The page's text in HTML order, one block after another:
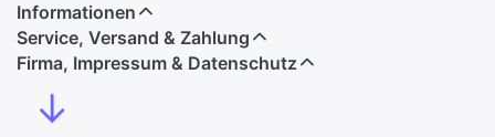
Informationen
Service, Versand & Zahlung
Firma, Impressum & Datenschutz
↓